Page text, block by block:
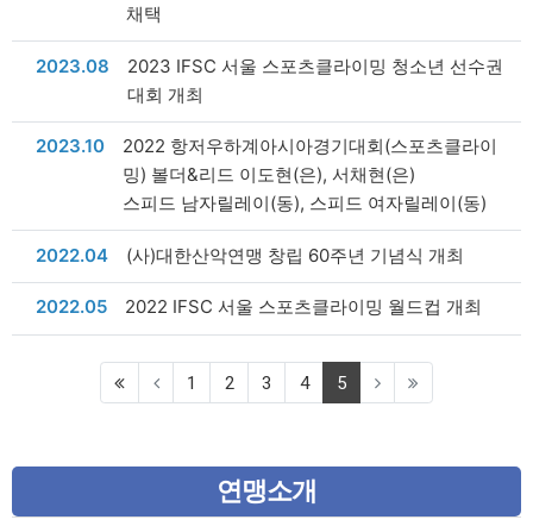
채택
날짜
2023.08
2023 IFSC 서울 스포츠클라이밍 청소년 선수권
대회 개최
날짜
2023.10
2022 항저우하계아시아경기대회(스포츠클라이
밍) 볼더&리드 이도현(은), 서채현(은)
스피드 남자릴레이(동), 스피드 여자릴레이(동)
날짜
2022.04 (사)대한산악연맹 창립 60주년 기념식 개최
날짜
2022.05 2022 IFSC 서울 스포츠클라이밍 월드컵 개최
1 2 3 4 5(current)
연맹소개